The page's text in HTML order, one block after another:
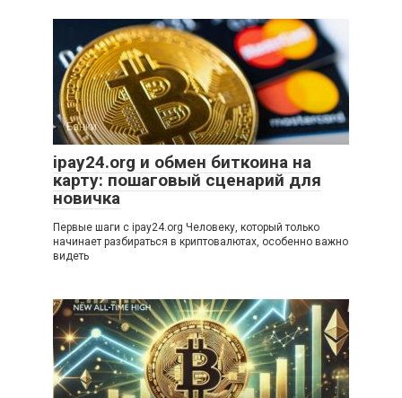
Банки
ipay24.org и обмен биткоина на
карту: пошаговый сценарий для
новичка
Первые шаги с ipay24.org Человеку, который только
начинает разбираться в криптовалютах, особенно важно
видеть